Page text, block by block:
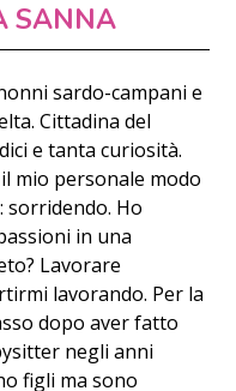
SANNA
sardo-campani e
Cittadina del
e tanta curiosità.
mio personale modo
sorridendo. Ho
in una
Lavorare
lavorando. Per la
dopo aver fatto
negli anni
figli ma sono